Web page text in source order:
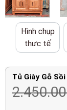
Hình chụp
thực tế
Tủ Giày Gỗ